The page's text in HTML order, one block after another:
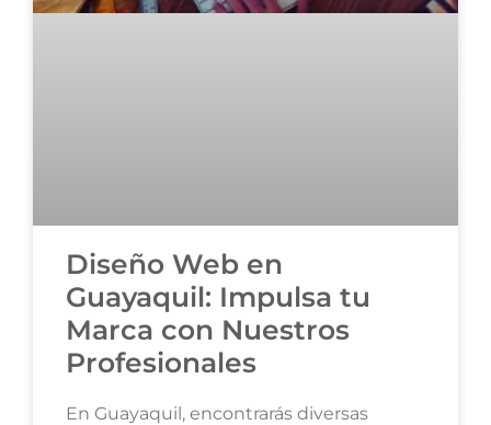
Diseño Web en
Guayaquil: Impulsa tu
Marca con Nuestros
Profesionales
En Guayaquil, encontrarás diversas